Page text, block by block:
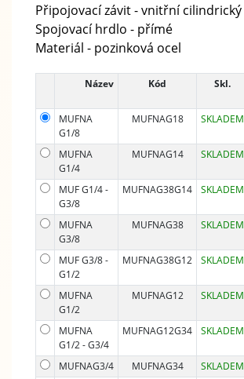
Připojovací závit - vnitřní cilindrický
Spojovací hrdlo - přímé
Materiál - pozinková ocel
Název Kód Skl.
MUFNA
G1/8
MUFNAG18 SKLADEM
MUFNA
G1/4
MUFNAG14 SKLADEM
MUF G1/4 -
G3/8
MUFNAG38G14 SKLADEM
MUFNA
G3/8
MUFNAG38 SKLADEM
MUF G3/8 -
G1/2
MUFNAG38G12 SKLADEM
MUFNA
G1/2
MUFNAG12 SKLADEM
MUFNA
G1/2 - G3/4
MUFNAG12G34 SKLADEM
MUFNAG3/4 MUFNAG34 SKLADEM